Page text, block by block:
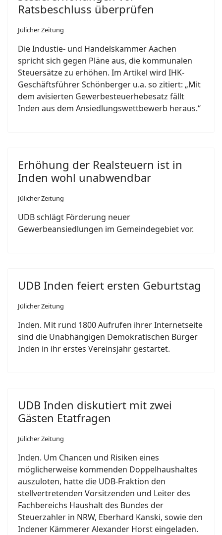
Ratsbeschluss überprüfen
Jülicher Zeitung
Die Industie- und Handelskammer Aachen
spricht sich gegen Pläne aus, die kommunalen
Steuersätze zu erhöhen. Im Artikel wird IHK-
Geschäftsführer Schönberger u.a. so zitiert: „Mit
dem avisierten Gewerbesteuerhebesatz fällt
Inden aus dem Ansiedlungswettbewerb heraus.“
Erhöhung der Realsteuern ist in
Inden wohl unabwendbar
Jülicher Zeitung
UDB schlägt Förderung neuer
Gewerbeansiedlungen im Gemeindegebiet vor.
UDB Inden feiert ersten Geburtstag
Jülicher Zeitung
Inden. Mit rund 1800 Aufrufen ihrer Internetseite
sind die Unabhängigen Demokratischen Bürger
Inden in ihr erstes Vereinsjahr gestartet.
UDB Inden diskutiert mit zwei
Gästen Etatfragen
Jülicher Zeitung
Inden. Um Chancen und Risiken eines
möglicherweise kommenden Doppelhaushaltes
auszuloten, hatte die UDB-Fraktion den
stellvertretenden Vorsitzenden und Leiter des
Fachbereichs Haushalt des Bundes der
Steuerzahler in NRW, Eberhard Kanski, sowie den
Indener Kämmerer Alexander Horst eingeladen.